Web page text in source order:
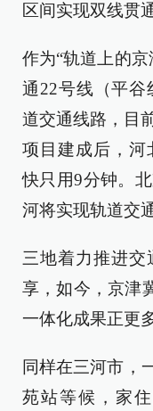
区间实现双线贯通
作为“轨道上的
通22号线（平
道交通线路，目
项目建成后，河
快只用9分钟。
河将实现轨道交
三地着力推进交
享，如今，京津
一体化成果正更
同样在三河市，
苑站等候，家